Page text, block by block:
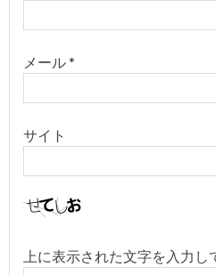
メール*
サイト
上に表示された文字を入力し